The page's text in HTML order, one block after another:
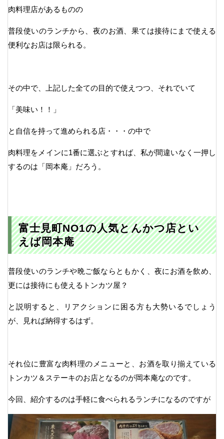
肉料理店があるものの
普段使いのランチから、夜のお酒、果ては接待にまで使える
便利なお店は限られる。
その中で、上記した全ての目的で使えつつ、それでいて
「美味い！！」
と自信を持って進められる店・・・の中で
肉料理をメインに1番に選ぶとすれば、私が間違いなく一押し
するのは「岡本庵」だろう。
富士見町NO1の人気とんかつ店とい
えば岡本庵
普段使いのランチや晩ご飯ならともかく、夜にお酒を飲め、
更には接待にも使えるトンカツ屋？
と説明すると、リアクションに困る方も大勢いるでしょう
が、見れば納得するはず。
それ位に豊富な肉料理のメニューと、お酒を取り揃えている
トンカツ＆ステーキのお店となるのが岡本庵なのです。
今回、紹介するのは手軽に食べられるランチになるのですが